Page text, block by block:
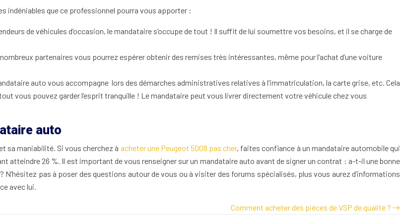
indéniables que ce professionnel pourra vous apporter :
de véhicules d’occasion, le mandataire s’occupe de tout ! Il suffit de lui soumettre vos besoins, et il se charge de
partenaires vous pourrez espérer obtenir des remises très intéressantes, même pour l’achat d’une voiture
auto vous accompagne lors des démarches administratives relatives à l’immatriculation, la carte grise, etc. Cela
vous pouvez garder l’esprit tranquille ! Le mandataire peut vous livrer directement votre véhicule chez vous
auto
sa maniabilité. Si vous cherchez à acheter une Peugeot 5008 pas cher, faites confiance à un mandataire automobile qui
atteindre 26 %. Il est important de vous renseigner sur un mandataire auto avant de signer un contrat : a-t-il une bonne
pas à poser des questions autour de vous ou à visiter des forums spécialisés, plus vous aurez d’informations
avec lui.
Comment acheter des pièces de VSP de qualité ?